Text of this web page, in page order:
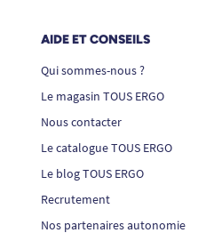
AIDE ET CONSEILS
Qui sommes-nous ?
Le magasin TOUS ERGO
Nous contacter
Le catalogue TOUS ERGO
Le blog TOUS ERGO
Recrutement
Nos partenaires autonomie